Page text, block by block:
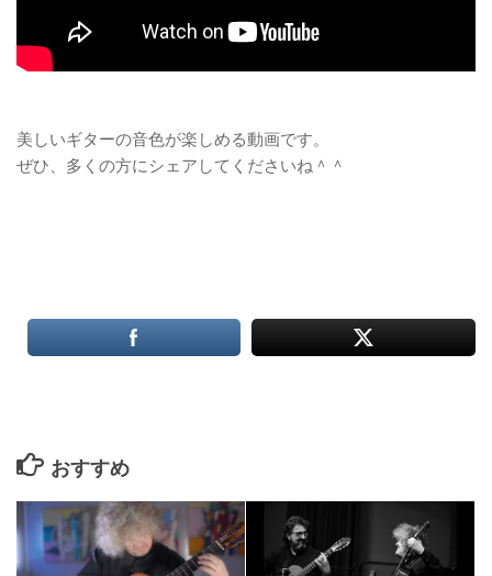
美しいギターの音色が楽しめる動画です。
ぜひ、多くの方にシェアしてくださいね＾＾
おすすめ